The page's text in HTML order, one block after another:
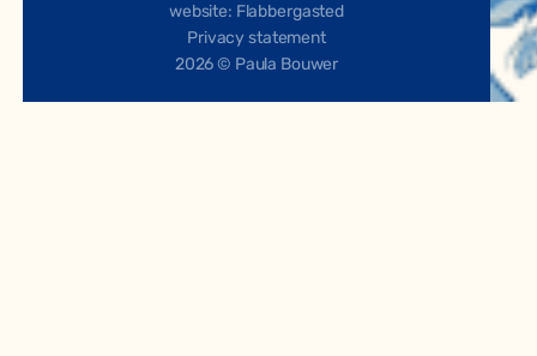
2026 © Paula Bouwer
website: Flabbergasted
Privacy statement